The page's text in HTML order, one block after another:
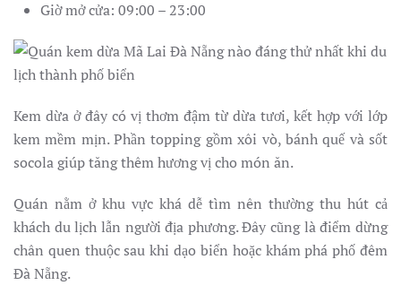
Giờ mở cửa: 09:00 – 23:00
Kem dừa ở đây có vị thơm đậm từ dừa tươi, kết hợp với lớp
kem mềm mịn. Phần topping gồm xôi vò, bánh quế và sốt
socola giúp tăng thêm hương vị cho món ăn.
Quán nằm ở khu vực khá dễ tìm nên thường thu hút cả
khách du lịch lẫn người địa phương. Đây cũng là điểm dừng
chân quen thuộc sau khi dạo biển hoặc khám phá phố đêm
Đà Nẵng.